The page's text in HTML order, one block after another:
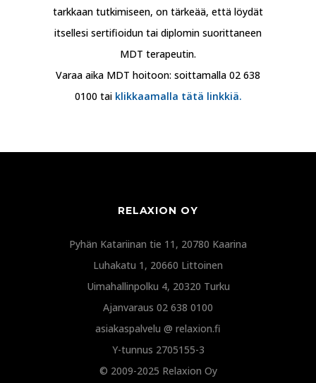
tarkkaan tutkimiseen, on tärkeää, että löydät
itsellesi sertifioidun tai diplomin suorittaneen
MDT terapeutin.
Varaa aika MDT hoitoon: soittamalla 02 638
0100 tai klikkaamalla tätä linkkiä.
RELAXION OY
Pyhän Katariinan tie 11, 20780 Kaarina
Luhakatu 1, 20660 Littoinen
Uimahallinpolku 4, 20320 Turku
Ajanvaraus 02 638 0100
asiakaspalvelu @ relaxion.fi
Y-tunnus 2705155-3
© 2009-2025 Relaxion Oy